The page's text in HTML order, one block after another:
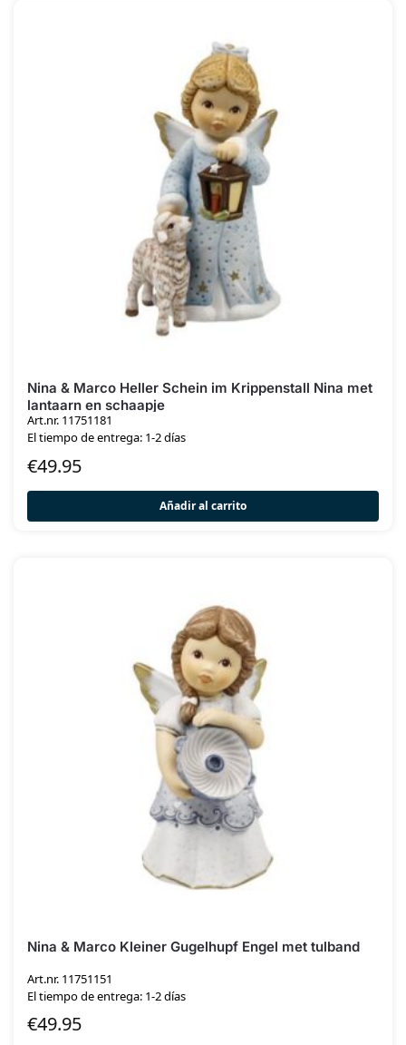
Nina & Marco Heller Schein im Krippenstall Nina met
lantaarn en schaapje
Art.nr. 11751181
El tiempo de entrega: 1-2 días
€49.95
Añadir al carrito
Nina & Marco Kleiner Gugelhupf Engel met tulband
Art.nr. 11751151
El tiempo de entrega: 1-2 días
€49.95